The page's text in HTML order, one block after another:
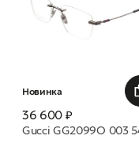
Новинка
36 600 ₽